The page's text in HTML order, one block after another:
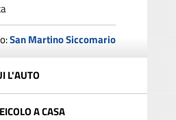
San Martino Siccomario
L'AUTO
A CASA